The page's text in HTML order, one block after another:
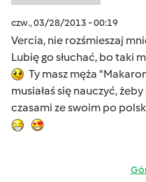
czw., 03/28/2013 - 00:19
Vercia, nie rozśmieszaj
Lubię go słuchać, bo taki
Ty masz męża
musiałaś się nauczyć,
czasami ze swoim po